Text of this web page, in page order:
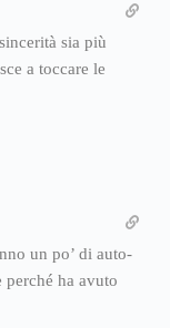
sia più
a toccare le
un po’ di auto-
perché ha avuto